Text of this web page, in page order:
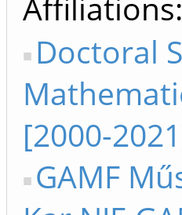
Doctoral
[2000-
GAMF